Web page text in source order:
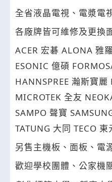
全省液晶電視、電漿電
各廠牌皆可維修及更換
ACER 宏碁 ALONA 雅
ESONIC 億碩
HANNSPREE 瀚斯寶麗
MICROTEK 全友
SAMPO 聲寶
TATUNG 大同 TECO 東
另售主機板、面板、電
歡迎學校團體、公家機